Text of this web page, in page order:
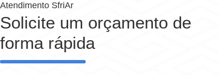
Atendimento SfriAr
Solicite um orçamento de
forma rápida